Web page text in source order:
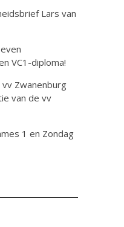
Lars van
VC1-diploma!
Zwanenburg
van de vv
1 en Zondag